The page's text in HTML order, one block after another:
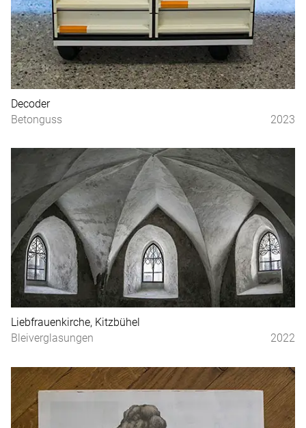
Decoder
Betonguss
2023
Liebfrauenkirche, Kitzbühel
Bleiverglasungen
2022